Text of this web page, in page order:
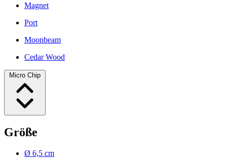
Magnet
Port
Moonbeam
Cedar Wood
Micro Chip
Größe
Ø 6,5 cm